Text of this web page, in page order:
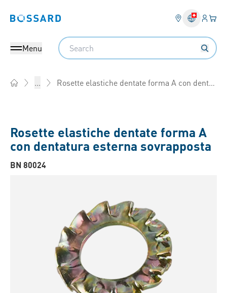
Bossard homepage Login
Il
Menu
Search
... Rosette elastiche dentate forma A con dentatura esterna sovrapposta
Rosette elastiche dentate forma A
con dentatura esterna sovrapposta
BN 80024